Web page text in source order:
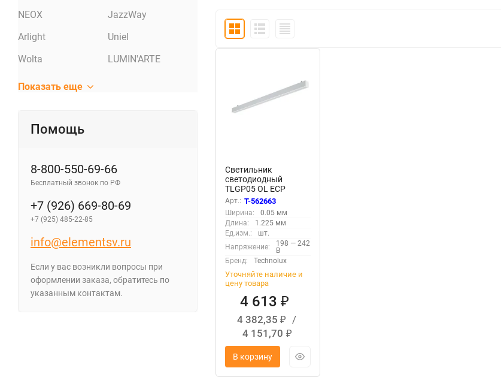
NEOX
JazzWay
Arlight
Uniel
Wolta
LUMIN'ARTE
Показать еще
Помощь
8-800-550-69-66
Бесплатный звонок по РФ
+7 (926) 669-80-69
+7 (925) 485-22-85
info@elementsv.ru
Если у вас возникли вопросы при
оформлении заказа, обратитесь по
указанным контактам.
Светильник
светодиодный
TLGP05 OL ECP
REKORD накладной/
подвесной
A1:K701Technolux
21279
Арт.: T-562663
Ширина:
0.05 мм
Длина:
1.225 мм
Ед.изм.:
шт.
Напряжение:
198 — 242
В
Бренд:
Technolux
Уточняйте наличие и
цену товара
4 613 ₽
4 382,35 ₽
/
4 151,70 ₽
В корзину